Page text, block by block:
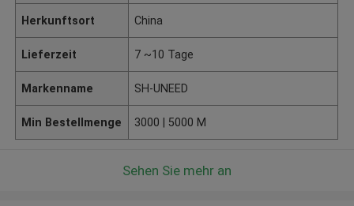
Herkunftsort China
Lieferzeit 7 ~10 Tage
Markenname SH-UNEED
Min Bestellmenge 3000 | 5000 M
Sehen Sie mehr an